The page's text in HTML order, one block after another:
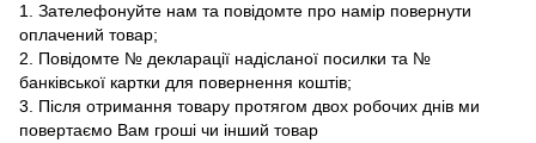
1. Зателефонуйте нам та повідомте про намір повернути
оплачений товар;
2. Повідомте № декларації надісланої посилки та №
банківської картки для повернення коштів;
3. Після отримання товару протягом двох робочих днів ми
повертаємо Вам гроші чи інший товар